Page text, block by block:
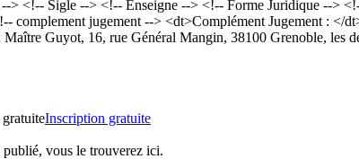
> <!-- Sigle --> <!-- Enseigne --> <!-- Forme Juridique -->
jugement --> <dt>Complément Jugement : </
Guyot, 16, rue Général Mangin, 38100 Grenoble, les
Inscription gratuite
vous le trouverez ici.